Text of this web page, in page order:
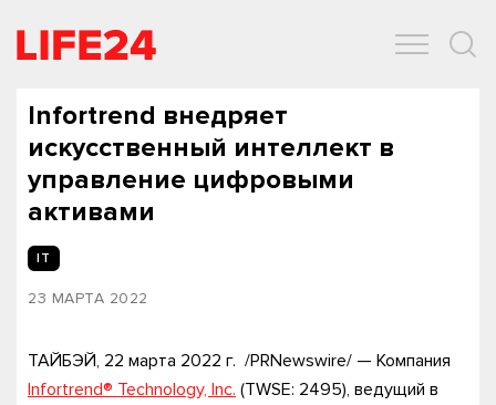
Infortrend внедряет
искусственный интеллект в
управление цифровыми
активами
IT
23 МАРТА 2022
ТАЙБЭЙ, 22 марта 2022 г. /PRNewswire/ — Компания
Infortrend® Technology, Inc. (TWSE: 2495), ведущий в